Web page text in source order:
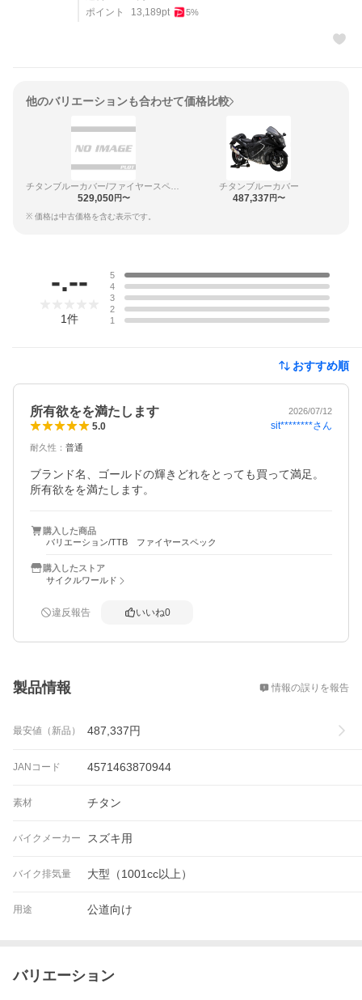
ポイント
13,189pt 5%
他のバリエーションも合わせて価格比較
529,050円〜
チタンブルーカバー
487,337円〜
※ 価格は中古価格を含む表示です。
-.--
1件
5
4
3
2
1
おすすめ順
所有欲をを満たします 2026/07/12
5.0 sit********さん
耐久性 ： 普通
ブランド名、ゴールドの輝きどれをとっても買って満足。
所有欲をを満たします。
購入した商品
バリエーション/TTB ファイヤースペック
購入したストア
サイクルワールド
違反報告 いいね0
製品情報 情報の誤りを報告
最安値（新品） 487,337円
JANコード 4571463870944
素材 チタン
バイクメーカー スズキ用
バイク排気量 大型（1001cc以上）
用途 公道向け
バリエーション